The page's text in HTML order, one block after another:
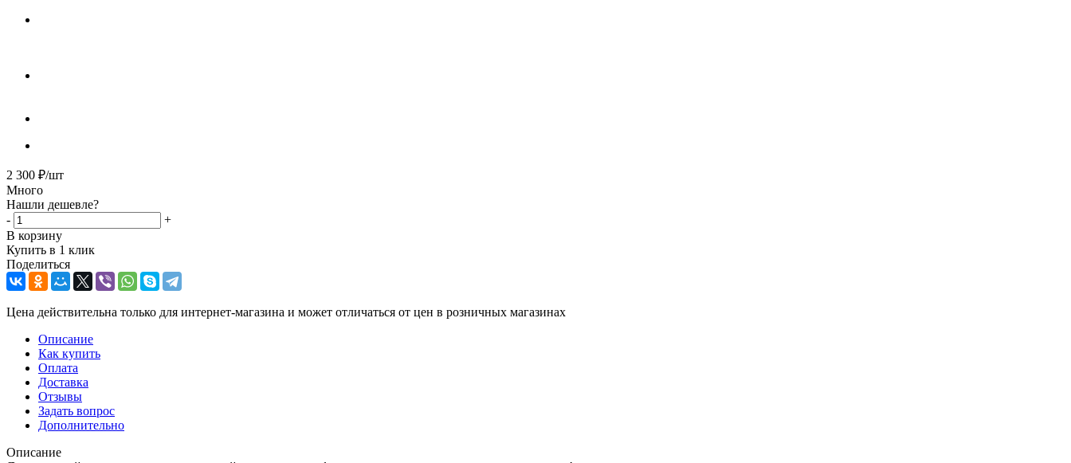
2 300 ₽/шт
Много
Нашли дешевле?
-
+
В корзину
Купить в 1 клик
Поделиться
Цена действительна только для интернет-магазина и может отличаться от цен в розничных магазинах
Описание
Как купить
Оплата
Доставка
Отзывы
Задать вопрос
Дополнительно
Описание